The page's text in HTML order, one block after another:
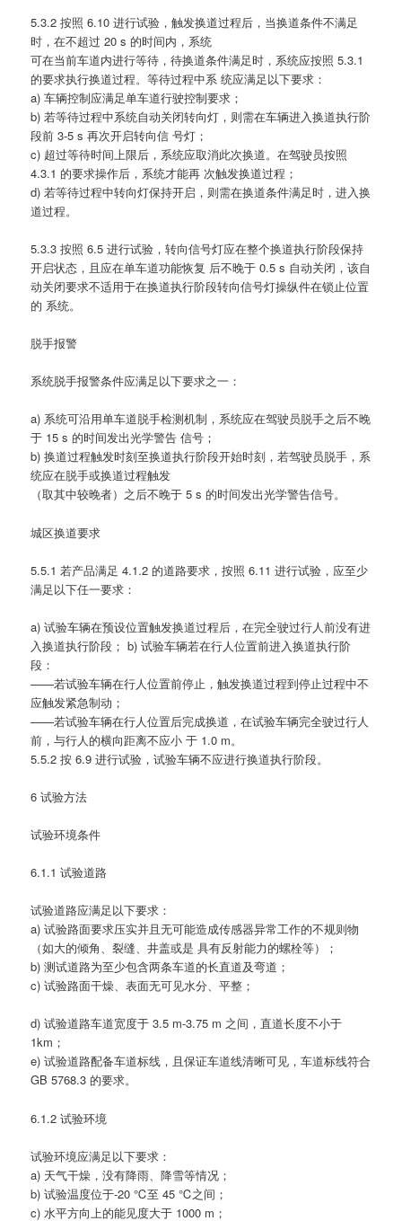
5.3.2 按照 6.10 进行试验，触发换道过程后，当换道条件不满足
时，在不超过 20 s 的时间内，系统
可在当前车道内进行等待，待换道条件满足时，系统应按照 5.3.1
的要求执行换道过程。等待过程中系 统应满足以下要求：
a) 车辆控制应满足单车道行驶控制要求；
b) 若等待过程中系统自动关闭转向灯，则需在车辆进入换道执行阶
段前 3-5 s 再次开启转向信 号灯；
c) 超过等待时间上限后，系统应取消此次换道。在驾驶员按照
4.3.1 的要求操作后，系统才能再 次触发换道过程；
d) 若等待过程中转向灯保持开启，则需在换道条件满足时，进入换
道过程。
5.3.3 按照 6.5 进行试验，转向信号灯应在整个换道执行阶段保持
开启状态，且应在单车道功能恢复 后不晚于 0.5 s 自动关闭，该自
动关闭要求不适用于在换道执行阶段转向信号灯操纵件在锁止位置
的 系统。
脱手报警
系统脱手报警条件应满足以下要求之一：
a) 系统可沿用单车道脱手检测机制，系统应在驾驶员脱手之后不晚
于 15 s 的时间发出光学警告 信号；
b) 换道过程触发时刻至换道执行阶段开始时刻，若驾驶员脱手，系
统应在脱手或换道过程触发
（取其中较晚者）之后不晚于 5 s 的时间发出光学警告信号。
城区换道要求
5.5.1 若产品满足 4.1.2 的道路要求，按照 6.11 进行试验，应至少
满足以下任一要求：
a) 试验车辆在预设位置触发换道过程后，在完全驶过行人前没有进
入换道执行阶段； b) 试验车辆若在行人位置前进入换道执行阶
段：
——若试验车辆在行人位置前停止，触发换道过程到停止过程中不
应触发紧急制动；
——若试验车辆在行人位置后完成换道，在试验车辆完全驶过行人
前，与行人的横向距离不应小 于 1.0 m。
5.5.2 按 6.9 进行试验，试验车辆不应进行换道执行阶段。
6 试验方法
试验环境条件
6.1.1 试验道路
试验道路应满足以下要求：
a) 试验路面要求压实并且无可能造成传感器异常工作的不规则物
（如大的倾角、裂缝、井盖或是 具有反射能力的螺栓等）；
b) 测试道路为至少包含两条车道的长直道及弯道；
c) 试验路面干燥、表面无可见水分、平整；
d) 试验道路车道宽度于 3.5 m-3.75 m 之间，直道长度不小于
1km；
e) 试验道路配备车道标线，且保证车道线清晰可见，车道标线符合
GB 5768.3 的要求。
6.1.2 试验环境
试验环境应满足以下要求：
a) 天气干燥，没有降雨、降雪等情况；
b) 试验温度位于-20 ℃至 45 ℃之间；
c) 水平方向上的能见度大于 1000 m；